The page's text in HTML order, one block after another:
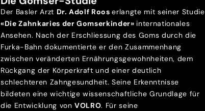
Der Basler Arzt Dr. Adolf Rooserlangte mit seiner Studie
«Die Zahnkaries der Gomserkinder» internationales
Ansehen. Nach der Erschliessung des Goms durch die
Furka-Bahn dokumentierte er den Zusammenhang
zwischen veränderten Ernährungsgewohnheiten, dem
Rückgang der Körperkraft und einer deutlich
schlechteren Zahngesundheit. Seine Erkenntnisse
bildeten eine wichtige wissenschaftliche Grundlage für
die Entwicklung vonVOLRO. Für seine